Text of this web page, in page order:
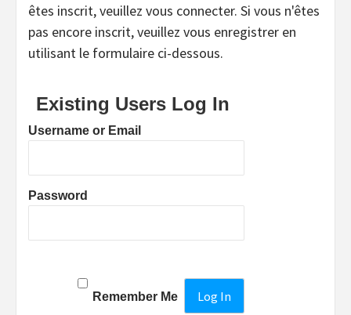
êtes inscrit, veuillez vous connecter. Si vous n'êtes
pas encore inscrit, veuillez vous enregistrer en
utilisant le formulaire ci-dessous.
Existing Users Log In
Username or Email
Password
Remember Me